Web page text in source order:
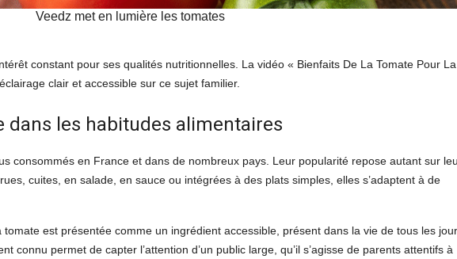
Veedz met en lumière les tomates
constant pour ses qualités nutritionnelles. La vidéo « Bienfaits De La Tomate Pour La
clair et accessible sur ce sujet familier.
dans les habitudes alimentaires
consommés en France et dans de nombreux pays. Leur popularité repose autant sur
cuites, en salade, en sauce ou intégrées à des plats simples, elles s’adaptent à de
tomate est présentée comme un ingrédient accessible, présent dans la vie de tous les
connu permet de capter l’attention d’un public large, qu’il s’agisse de parents attentifs à